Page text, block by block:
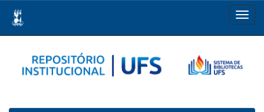
navigation